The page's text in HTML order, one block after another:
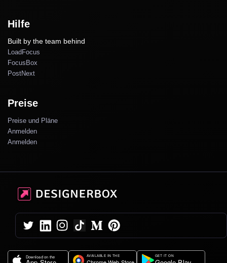
Hilfe
Built by the team behind
LoadFocus
FocusBox
PostNext
Preise
Preise und Pläne
Anmelden
Anmelden